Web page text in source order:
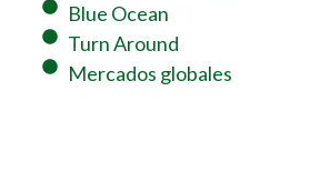
Blue Ocean
Turn Around
Mercados globales